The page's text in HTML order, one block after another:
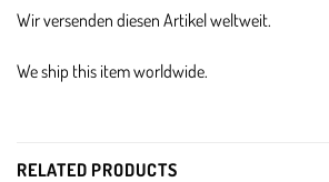
Wir versenden diesen Artikel weltweit.
We ship this item worldwide.
RELATED PRODUCTS